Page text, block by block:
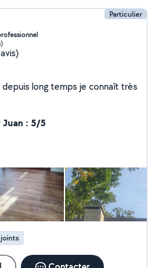
Particulier
long temps je connaît très
Juan : 5/5
joints